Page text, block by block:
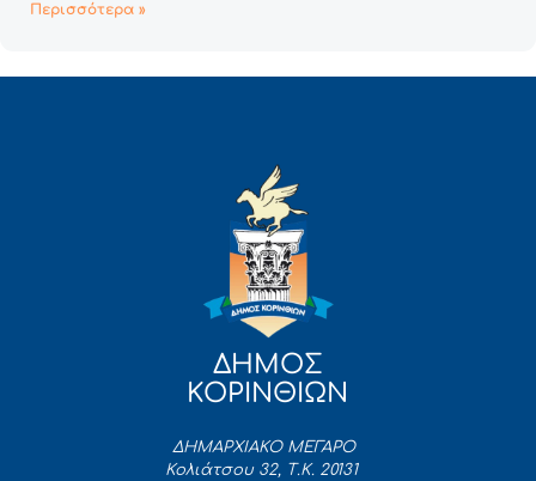
Περισσότερα »
ΔΗΜΟΣ
ΚΟΡΙΝΘΙΩΝ
ΔΗΜΑΡΧΙΑΚΟ ΜΕΓΑΡΟ
Κολιάτσου 32, Τ.Κ. 20131